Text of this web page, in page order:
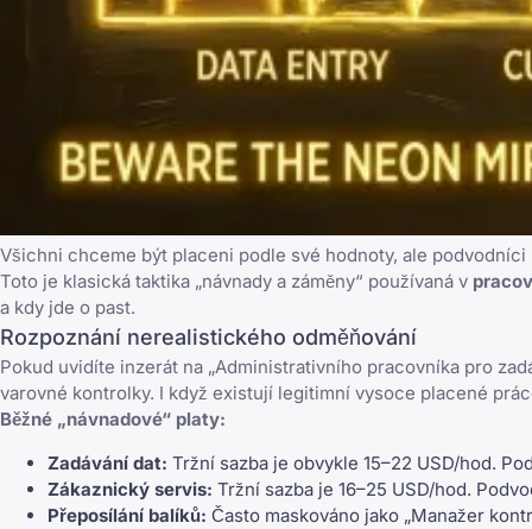
Všichni chceme být placeni podle své hodnoty, ale
Toto je klasická taktika „návnady a záměny“ používaná v
a kdy jde o past.
Rozpoznání nerealistického odměňování
Pokud uvidíte inzerát na „Administrativního pracovníka pro
varovné kontrolky. I když existují legitimní vysoce placené
Běžné „návnadové“ platy:
Zadávání dat: Tržní sazba je obvykle 15–22 USD/hod.
Zákaznický servis: Tržní sazba je 16–25 USD/hod.
Přeposílání balíků: Často maskováno jako „Manažer